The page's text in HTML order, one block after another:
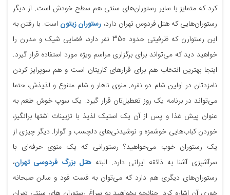
کرد که متمایز با سایر رستوران‌های سنتی هم سطح خودش است. از دیگر
رستوران‌هایی که هتل فردوس تهران دارد، رستوران زیتون است. با رفتن به
این رستوارن که ظرفیتی حدود 350 نفر دارد، فضایی شیک و مدرن را
خواهید دید که می‌تواند برای برگزاری مراسم ویژه مورد استفاده قرار گیرد.
اینجا بهترین انتخاب هم برای قرارهای کاریتان است و هم سوپرایز کردن
نامزدتان در اولین شام دو نفره. منوی ناهار و شام متنوع و لذیذش، حتما
می‌تواند در برنامه یک روز تعطیل‌تان قرار گیرد. یک سوپ خوش طعم به
عنوان پیش غذا و پس از آن یک استیک لذیذ با تزیینات اشتها‌ برانگیز،
خوردن کباب‌هایی خوشمزه و نوشیدنی‌های دلچسب و گوارا. دیگر چیزی از
یک رستوران خوب می‌خواهید؟ رستورانی که یک منوی حرفه‌ای با
سرآشپزی آشنا به ذائقه ایرانی دارد. البتههتل بزرگ فردوسی تهران،
رستوران‌های دیگری هم دارد که می‌توان به فست فود و سالن صبحانه‌